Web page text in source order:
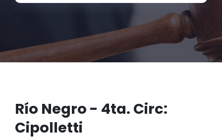
Río Negro - 4ta. Circ:
Cipolletti